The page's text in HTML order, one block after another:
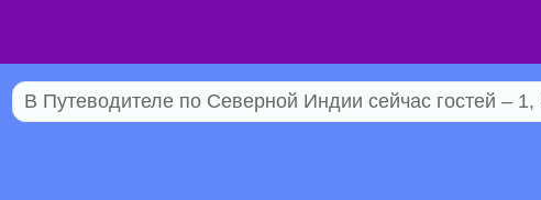
В Путеводителе по Северной Индии сейчас гостей – 1,